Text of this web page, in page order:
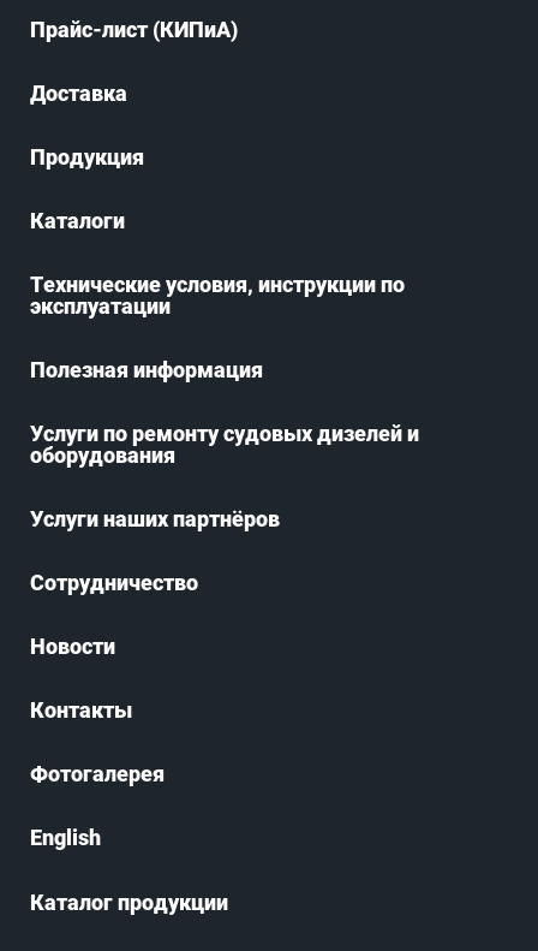
Прайс-лист (КИПиА)
Доставка
Продукция
Каталоги
Технические условия, инструкции по
эксплуатации
Полезная информация
Услуги по ремонту судовых дизелей и
оборудования
Услуги наших партнёров
Сотрудничество
Новости
Контакты
Фотогалерея
English
Каталог продукции